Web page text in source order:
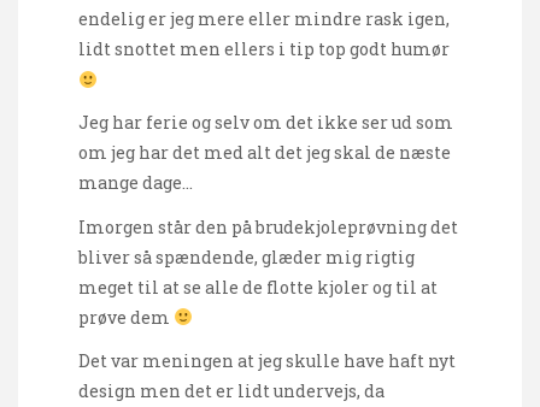
endelig er jeg mere eller mindre rask igen,
lidt snottet men ellers i tip top godt humør
Jeg har ferie og selv om det ikke ser ud som
om jeg har det med alt det jeg skal de næste
mange dage…
Imorgen står den på brudekjoleprøvning det
bliver så spændende, glæder mig rigtig
meget til at se alle de flotte kjoler og til at
prøve dem
Det var meningen at jeg skulle have haft nyt
design men det er lidt undervejs, da